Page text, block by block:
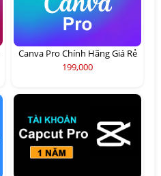
Canva Pro Chính Hãng Giá Rẻ
199,000